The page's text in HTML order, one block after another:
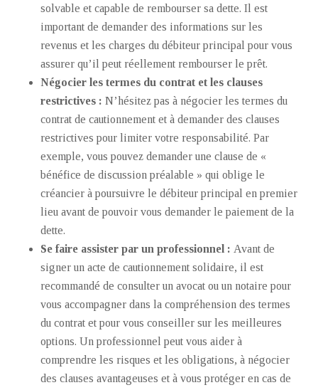
solvable et capable de rembourser sa dette. Il est
important de demander des informations sur les
revenus et les charges du débiteur principal pour vous
assurer qu’il peut réellement rembourser le prêt.
Négocier les termes du contrat et les clauses
restrictives : N’hésitez pas à négocier les termes du
contrat de cautionnement et à demander des clauses
restrictives pour limiter votre responsabilité. Par
exemple, vous pouvez demander une clause de «
bénéfice de discussion préalable » qui oblige le
créancier à poursuivre le débiteur principal en premier
lieu avant de pouvoir vous demander le paiement de la
dette.
Se faire assister par un professionnel : Avant de
signer un acte de cautionnement solidaire, il est
recommandé de consulter un avocat ou un notaire pour
vous accompagner dans la compréhension des termes
du contrat et pour vous conseiller sur les meilleures
options. Un professionnel peut vous aider à
comprendre les risques et les obligations, à négocier
des clauses avantageuses et à vous protéger en cas de